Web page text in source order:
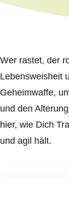
Wer rastet, der
Lebensweisheit
Geheimwaffe,
und den
hier, wie Dich
und agil hält.